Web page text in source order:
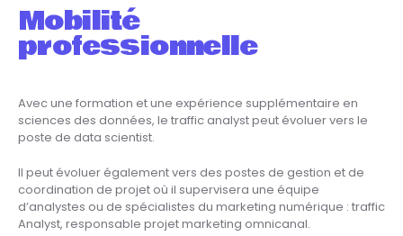
Mobilité
professionnelle
Avec une formation et une expérience supplémentaire en
sciences des données, le traffic analyst peut évoluer vers le
poste de data scientist.
Il peut évoluer également vers des postes de gestion et de
coordination de projet où il supervisera une équipe
d’analystes ou de spécialistes du marketing numérique : traffic
Analyst, responsable projet marketing omnicanal.